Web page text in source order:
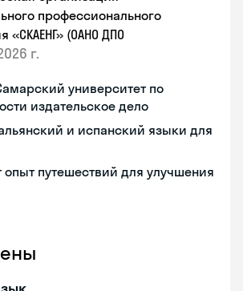
профессионального
«СКАЕНГ» (ОАНО ДПО
г.
университет по
издательское дело
и испанский языки для
опыт путешествий для улучшения